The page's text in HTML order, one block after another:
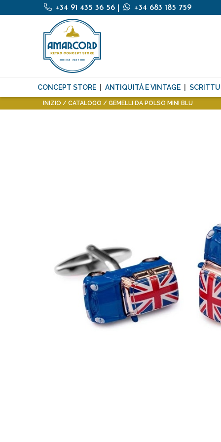
+34 91 435 36 56 +34 683 185 759
CONCEPT STORE ANTIQUITÀ E VINTAGE
INIZIO CATALOGO GEMELLI DA POLSO MINI BLU